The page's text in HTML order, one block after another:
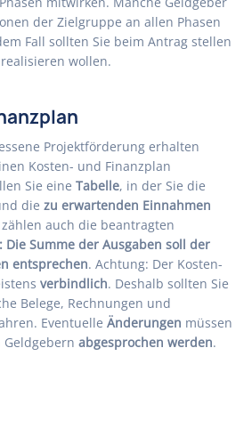
der Zielgruppe an allen Phasen
Fall sollten Sie beim Antrag stellen
wollen.
Projektförderung erhalten
Kosten- und Finanzplan
Sie eine Tabelle, in der Sie die
die zu erwartenden Einnahmen
auch die beantragten
Die Summe der Ausgaben soll der
entsprechen. Achtung: Der Kosten-
verbindlich. Deshalb sollten Sie
Belege, Rechnungen und
Eventuelle Änderungen müssen
abgesprochen werden.